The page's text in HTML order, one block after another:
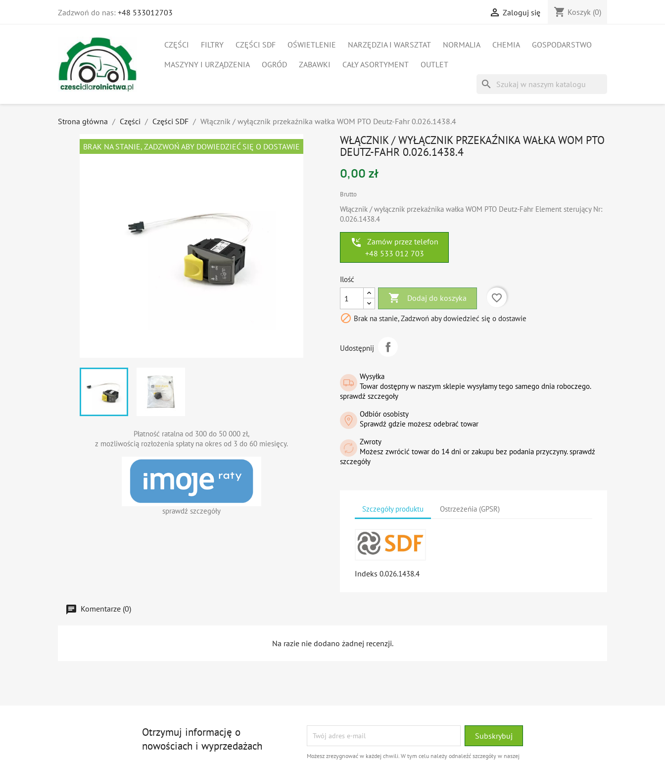
Zadzwoń do nas: +48 533012703  Zaloguj się shopping_cart Koszyk (0)
CZĘŚCI FILTRY CZĘŚCI SDF OŚWIETLENIE NARZĘDZIA I WARSZTAT NORMALIA CHEMIA
GOSPODARSTWO
MASZYNY I URZĄDZENIA
OGRÓD ZABAWKI CAŁY ASORTYMENT OUTLET
search
Strona główna Części Części SDF Włącznik / wyłącznik przekaźnika wałka WOM PTO Deutz-Fahr 0.026.1438.4
BRAK NA STANIE, ZADZWOŃ ABY DOWIEDZIEĆ SIĘ O DOSTAWIE
Płatność ratalna od 300 do 50 000 zł,
z możliwością rozłożenia spłaty na okres od 3 do 60 miesięcy.
sprawdź szczegóły
WŁĄCZNIK / WYŁĄCZNIK PRZEKAŹNIKA WAŁKA WOM PTO
DEUTZ-FAHR 0.026.1438.4
0,00 zł
Brutto
Włącznik / wyłącznik przekaźnika wałka WOM PTO Deutz-Fahr Element sterujący Nr:
0.026.1438.4
phone_callback
Zamów przez telefon
+48 533 012 703
Ilość
 Dodaj do koszyka
favorite_border
 Brak na stanie, Zadzwoń aby dowiedzieć się o dostawie
Udostępnij
Wysyłka
Towar dostępny w naszym sklepie wysyłamy tego samego dnia roboczego.
sprawdź szczegoły
Odbiór osobisty
Sprawdź gdzie możesz odebrać towar
Zwroty
Możesz zwrócić towar do 14 dni or zakupu bez podania przyczyny. sprawdź
szczegóły
Szczegóły produktu Ostrzeżeńia (GPSR)
Indeks 0.026.1438.4
Komentarze (0)
Na razie nie dodano żadnej recenzji.
Otrzymuj informację o
nowościach i wyprzedażach
Możesz zrezygnować w każdej chwili. W tym celu należy odnaleźć szczegóły w naszej